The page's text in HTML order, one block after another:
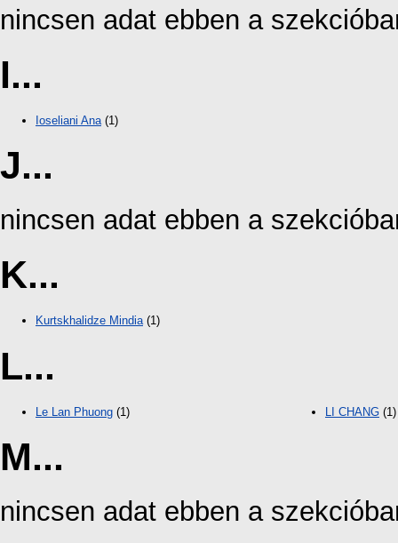
nincsen adat ebben a
I...
Ioseliani Ana (1)
J...
nincsen adat ebben a
K...
Kurtskhalidze Mindia(1)
L...
Le Lan Phuong (1) LI CHANG (1)
M...
nincsen adat ebben a